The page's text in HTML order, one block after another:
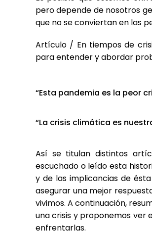
pero depende de nosotros
que no se conviertan en las
Artículo / En tiempos de
para entender y abordar
“Esta pandemia es la peor
“La crisis climática es
Así se titulan distintos
escuchado o leído esta
y de las implicancias de
asegurar una mejor
vivimos. A continuación,
una crisis y proponemos ver
enfrentarlas.